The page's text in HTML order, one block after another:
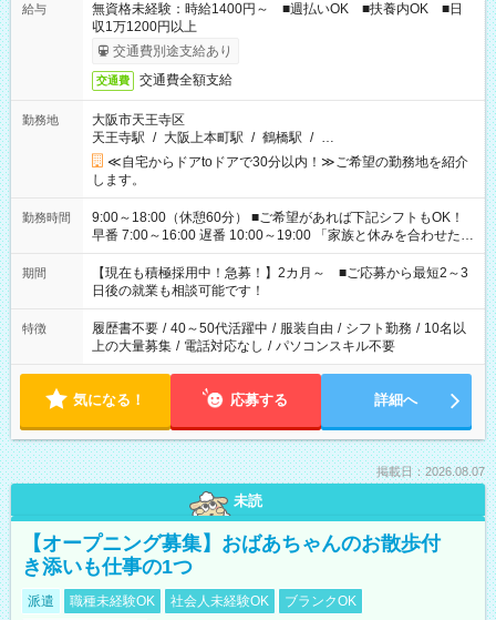
給与
無資格未経験：時給1400円～ ■週払いOK ■扶養内OK ■日
収1万1200円以上
交通費別途支給あり
交通費 交通費全額支給
勤務地
大阪市天王寺区
天王寺駅 / 大阪上本町駅 / 鶴橋駅 / …
≪自宅からドアtoドアで30分以内！≫ご希望の勤務地を紹介
します。
勤務時間
9:00～18:00（休憩60分） ■ご希望があれば下記シフトもOK！
早番 7:00～16:00 遅番 10:00～19:00 「家族と休みを合わせた
い」 「余裕を持って夕飯の準備がしたい」 「できれば残業はし
たくない」 など、ご希望を教えてくださいね。 ※Wワーク希望
の方へ 今ご覧のお仕事で希望する勤務時間と、もう1つのお仕事
の勤務時間。 合計で週40時間を超える場合は応募できません。
期間
【現在も積極採用中！急募！】2カ月～ ■ご応募から最短2～3
日後の就業も相談可能です！
特徴 履歴書不要 / 40～50代活躍中 / 服装自由 / シフト勤務 / 10名以
上の大量募集 / 電話対応なし / パソコンスキル不要
気になる！ 応募する 詳細へ
掲載日：2026.08.07
未読
【オープニング募集】おばあちゃんのお散歩付
き添いも仕事の1つ
派遣 職種未経験OK 社会人未経験OK
ブランクOK